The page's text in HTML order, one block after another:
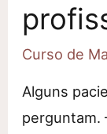
Curso de
Alguns
perguntam.